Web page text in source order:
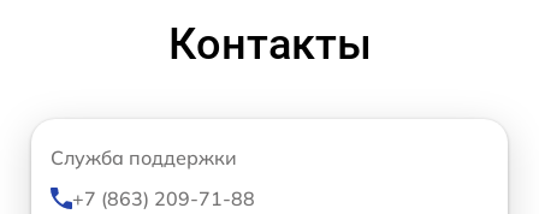
Контакты
Служба поддержки
+7 (863) 209-71-88